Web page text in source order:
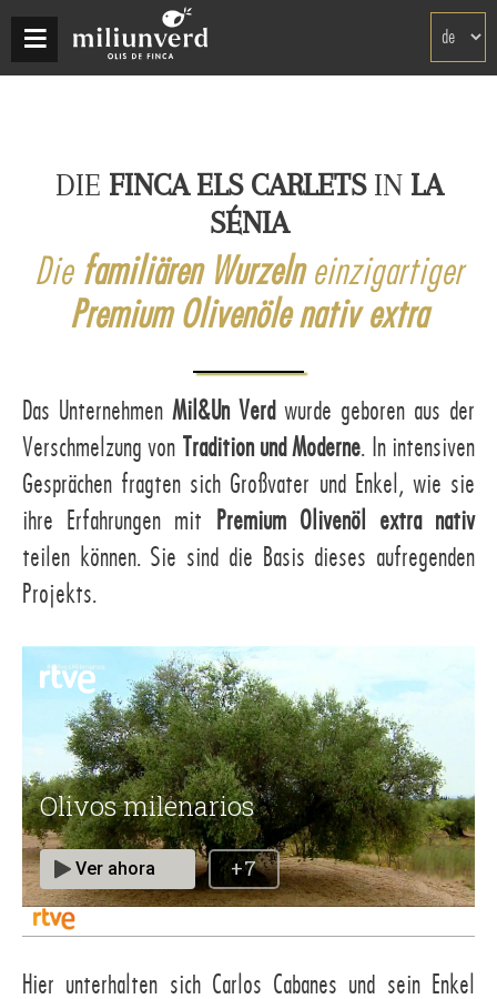
Inhalt
Select
your
language
DIE FINCA ELS CARLETSIN LA
SÉNIA
Die familiären Wurzelneinzigartiger
Premium Olivenöle nativ extra
Das Unternehmen Mil&Un Verd wurde geboren aus der
Verschmelzung von Tradition und Moderne. In intensiven
Gesprächen fragten sich Großvater und Enkel, wie sie
ihre Erfahrungen mit
Premium Olivenöl extra nativ
teilen können. Sie sind die Basis dieses aufregenden
Projekts.
Hier unterhalten sich Carlos Cabanes und sein Enkel